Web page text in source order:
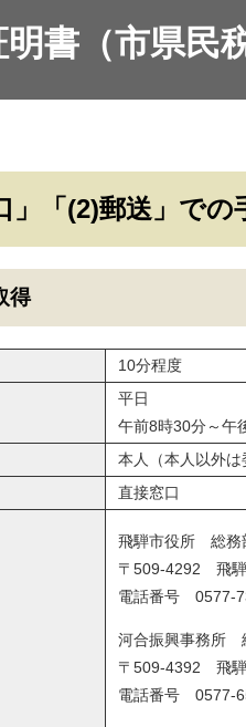
書（市県民
」「(2)郵送」での
得
10分程度
平日
午前8時30分～午
本人（本人以外は
直接窓口
飛騨市役所 総
〒509-4292 飛
電話番号 0577-
河合振興事務所
〒509-4392 飛
電話番号 0577-